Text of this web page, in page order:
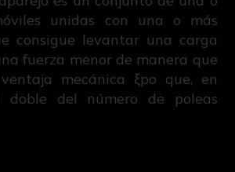
unidas con una o más
consigue levantar una carga
fuerza menor de manera que
mecánica ξpo que, en
doble del número de poleas